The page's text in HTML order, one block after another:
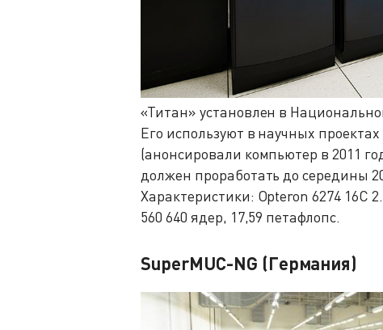
«Титан» установлен в
Его используют в научных
(анонсировали компьютер в 2011
должен проработать до середины
Характеристики: Opteron 6274 16C
560 640 ядер, 17,59 петафлопс.
SuperMUC-NG (Германия)